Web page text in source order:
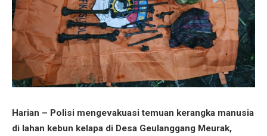
Harian – Polisi mengevakuasi temuan kerangka manusia
di lahan kebun kelapa di Desa Geulanggang Meurak,